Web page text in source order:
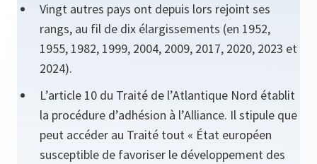
Vingt autres pays ont depuis lors rejoint ses
rangs, au fil de dix élargissements (en 1952,
1955, 1982, 1999, 2004, 2009, 2017, 2020, 2023 et
2024).
L’article 10 du Traité de l’Atlantique Nord établit
la procédure d’adhésion à l’Alliance. Il stipule que
peut accéder au Traité tout « État européen
susceptible de favoriser le développement des